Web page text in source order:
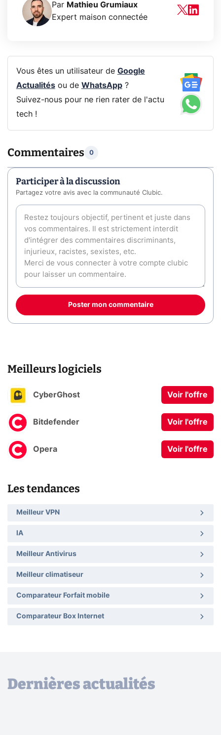
Par Mathieu Grumiaux
Expert maison connectée
Vous êtes un utilisateur de Google
Actualitésou de WhatsApp?
Suivez-nous pour ne rien rater de l'actu
tech !
Commentaires 0
Participer à la discussion
Partagez votre avis avec la communauté Clubic.
Poster mon commentaire
Meilleurs logiciels
CyberGhost Voir l'offre
Bitdefender Voir l'offre
Opera Voir l'offre
Les tendances
Meilleur VPN
IA
Meilleur Antivirus
Meilleur climatiseur
Comparateur Forfait mobile
Comparateur Box Internet
Dernières actualités